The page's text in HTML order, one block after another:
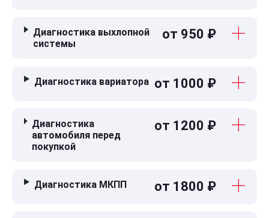
Диагностика выхлопной
системы
от 950 ₽
Диагностика вариатора от 1000 ₽
Диагностика
автомобиля перед
покупкой
от 1200 ₽
Диагностика МКПП от 1800 ₽